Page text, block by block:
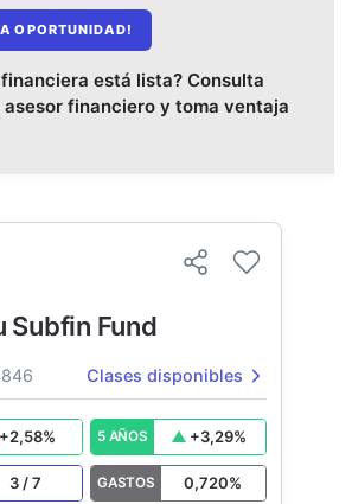
OPORTUNIDAD!
está lista? Consulta
asesor financiero y toma ventaja
Subfin Fund
Clases disponibles
+2,58% 5 AÑOS +3,29%
3 /7 GASTOS 0,720%